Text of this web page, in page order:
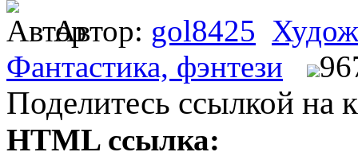
Автор: gol8425
Фантастика, фэнтези
Поделитесь ссылкой на
HTML ссылка: